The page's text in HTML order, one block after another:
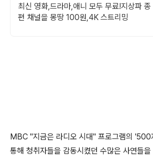
최신 영화,드라마,애니 모두 무료!지상파 종
편 채널을 몽땅 100원,4K 스트리밍
MBC "지금은 라디오 시대" 프로그램의 '500
통해 청취자들을 감동시켰던 수많은 사연들